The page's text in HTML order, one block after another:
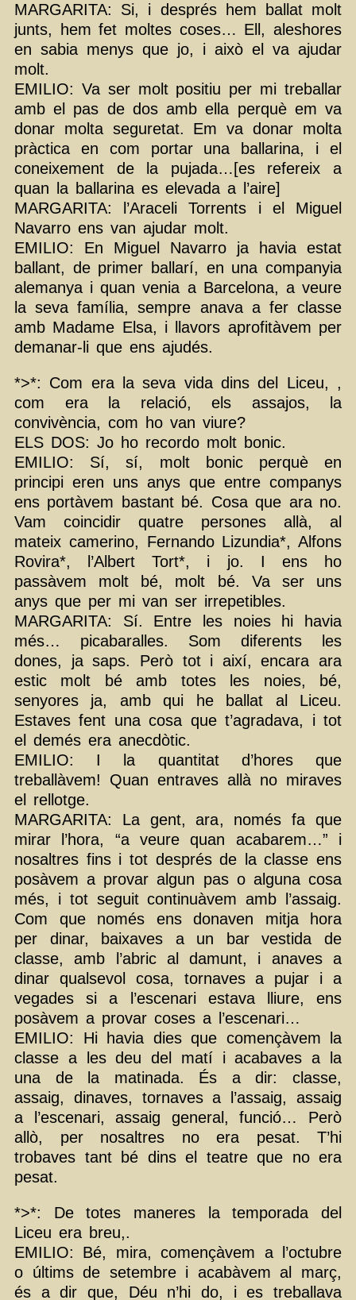
MARGARITA: Si, i després hem ballat molt
junts, hem fet moltes coses… Ell, aleshores
en sabia menys que jo, i això el va ajudar
molt.
EMILIO: Va ser molt positiu per mi treballar
amb el pas de dos amb ella perquè em va
donar molta seguretat. Em va donar molta
pràctica en com portar una ballarina, i el
coneixement de la pujada…[es refereix a
quan la ballarina es elevada a l’aire]
MARGARITA: l’Araceli Torrents i el Miguel
Navarro ens van ajudar molt.
EMILIO: En Miguel Navarro ja havia estat
ballant, de primer ballarí, en una companyia
alemanya i quan venia a Barcelona, a veure
la seva família, sempre anava a fer classe
amb Madame Elsa, i llavors aprofitàvem per
demanar-li que ens ajudés.
*>*: Com era la seva vida dins del Liceu, ,
com era la relació, els assajos, la
convivència, com ho van viure?
ELS DOS: Jo ho recordo molt bonic.
EMILIO: Sí, sí, molt bonic perquè en
principi eren uns anys que entre companys
ens portàvem bastant bé. Cosa que ara no.
Vam coincidir quatre persones allà, al
mateix camerino, Fernando Lizundia*, Alfons
Rovira*, l’Albert Tort*, i jo. I ens ho
passàvem molt bé, molt bé. Va ser uns
anys que per mi van ser irrepetibles.
MARGARITA: Sí. Entre les noies hi havia
més… picabaralles. Som diferents les
dones, ja saps. Però tot i així, encara ara
estic molt bé amb totes les noies, bé,
senyores ja, amb qui he ballat al Liceu.
Estaves fent una cosa que t’agradava, i tot
el demés era anecdòtic.
EMILIO: I la quantitat d’hores que
treballàvem! Quan entraves allà no miraves
el rellotge.
MARGARITA: La gent, ara, només fa que
mirar l’hora, “a veure quan acabarem…” i
nosaltres fins i tot després de la classe ens
posàvem a provar algun pas o alguna cosa
més, i tot seguit continuàvem amb l’assaig.
Com que només ens donaven mitja hora
per dinar, baixaves a un bar vestida de
classe, amb l’abric al damunt, i anaves a
dinar qualsevol cosa, tornaves a pujar i a
vegades si a l’escenari estava lliure, ens
posàvem a provar coses a l’escenari…
EMILIO: Hi havia dies que començàvem la
classe a les deu del matí i acabaves a la
una de la matinada. És a dir: classe,
assaig, dinaves, tornaves a l’assaig, assaig
a l’escenari, assaig general, funció… Però
allò, per nosaltres no era pesat. T’hi
trobaves tant bé dins el teatre que no era
pesat.
*>*: De totes maneres la temporada del
Liceu era breu,.
EMILIO: Bé, mira, començàvem a l’octubre
o últims de setembre i acabàvem al març,
és a dir que, Déu n’hi do, i es treballava